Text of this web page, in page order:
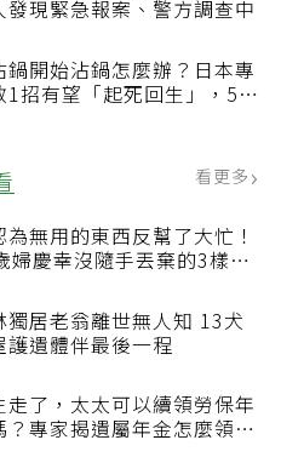
發現緊急報案、警方調查中
鍋開始沾鍋怎麼辦？日本專
1招有望「起死回生」，5情
為無用的東西反幫了大忙！
歲婦慶幸沒隨手丟棄的3樣物
獨居老翁離世無人知 13犬
屋護遺體伴最後一程
走了，太太可以續領勞保年